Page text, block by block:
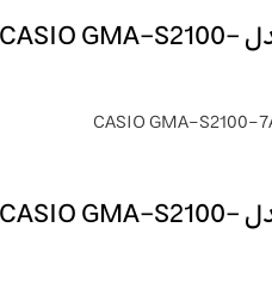
ساعت مچی G-SHOCK مدل CASIO GMA-S2100-
ساعت مچی G-SHOCK مدل CASIO GMA-S2100-